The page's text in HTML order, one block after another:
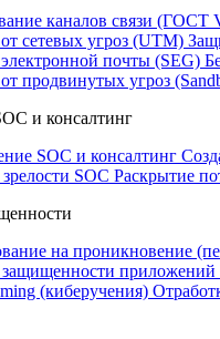
каналов связи (ГОСТ
сетевых угроз (UTM)
почты (SEG)
продвинутых угроз
и консалтинг
SOC и консалтинг
SOC Раскрытие
на проникновение
приложений
(киберучения)